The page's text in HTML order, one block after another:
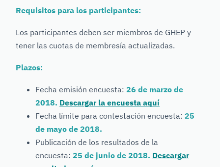
Requisitos para los participantes:
Los participantes deben ser miembros de GHEP y
tener las cuotas de membresía actualizadas.
Plazos:
Fecha emisión encuesta: 26 de marzo de
2018. Descargar la encuesta aquí
Fecha límite para contestación encuesta: 25
de mayo de 2018.
Publicación de los resultados de la
encuesta: 25 de junio de 2018. Descargar